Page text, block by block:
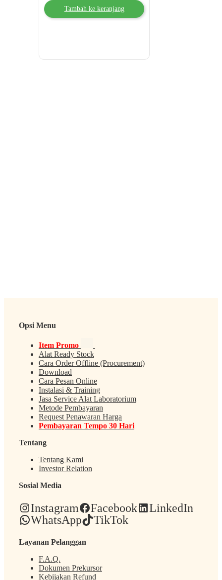
Tambah ke keranjang
Opsi Menu
Item Promo
Alat Ready Stock
Cara Order Offline (Procurement)
Download
Cara Pesan Online
Instalasi & Training
Jasa Service Alat Laboratorium
Metode Pembayaran
Request Penawaran Harga
Pembayaran Tempo 30 Hari
Tentang
Tentang Kami
Investor Relation
Sosial Media
Instagram Facebook
LinkedIn
WhatsApp
TikTok
Layanan Pelanggan
F.A.Q.
Dokumen Prekursor
Kebijakan Refund